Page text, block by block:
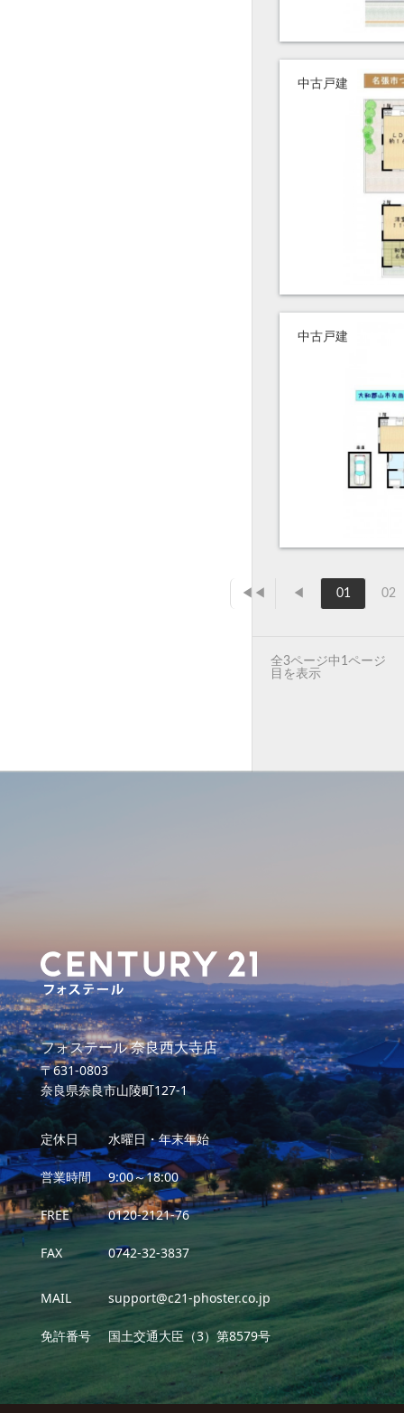
中古戸建
中古戸建
◀◀ ◀ 01 02
全3ページ中1ページ
目を表示
フォステール 奈良西大寺店
〒631-0803
奈良県奈良市山陵町127-1
定休日 水曜日・年末年始
営業時間 9:00～18:00
FREE 0120-2121-76
FAX 0742-32-3837
MAIL support@c21-phoster.co.jp
免許番号 国土交通大臣（3）第8579号